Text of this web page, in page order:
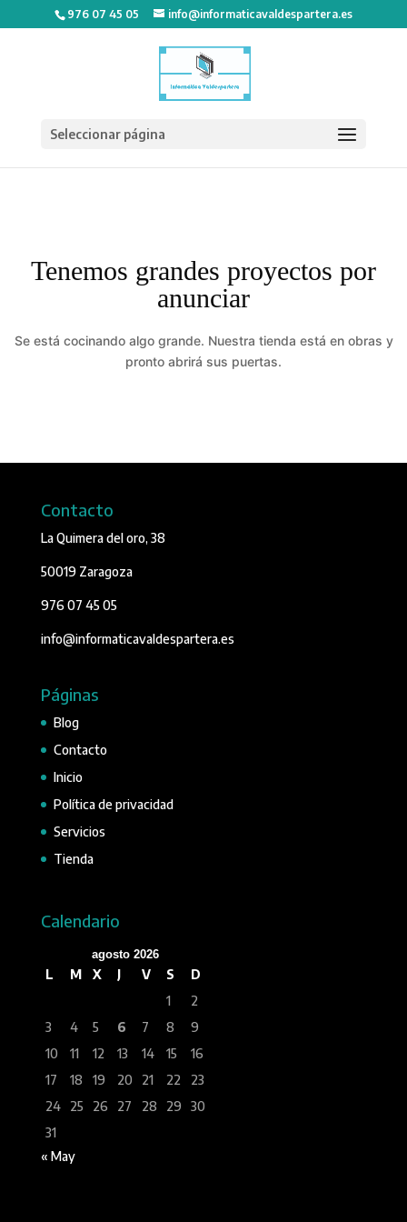
976 07 45 05 info@informaticavaldespartera.es
Seleccionar página
Tenemos grandes proyectos por
anunciar
Se está cocinando algo grande. Nuestra tienda está en obras y
pronto abrirá sus puertas.
Contacto
La Quimera del oro, 38
50019 Zaragoza
976 07 45 05
info@informaticavaldespartera.es
Páginas
Blog
Contacto
Inicio
Política de privacidad
Servicios
Tienda
Calendario
agosto 2026
L M X J V S
D
1
2
3
4 5 6 7 8
9
10
11 12 13 14 15
16
17
18 19 20 21 22
23
24
25 26 27 28 29
30
31
« May